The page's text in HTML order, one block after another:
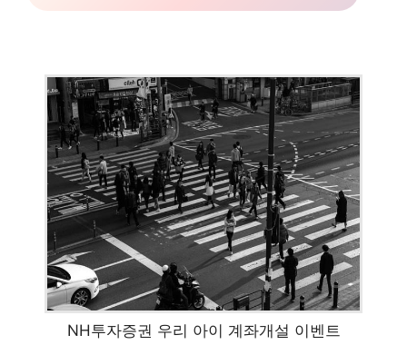
NH투자증권 우리 아이 계좌개설 이벤트